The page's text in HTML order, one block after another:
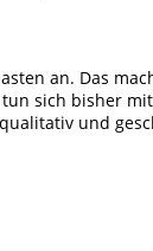
an. Das
sich bisher
und